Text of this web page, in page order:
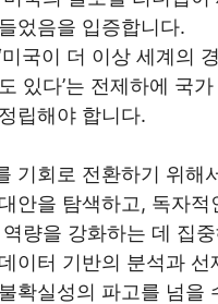
었음을 입증합니다.
미국이 더 이상 세계의
있다’는 전제하에 국
립해야 합니다.
기회로 전환하기 위해
안을 탐색하고, 독자적
량을 강화하는 데 집
이터 기반의 분석과 선
확실성의 파고를 넘을